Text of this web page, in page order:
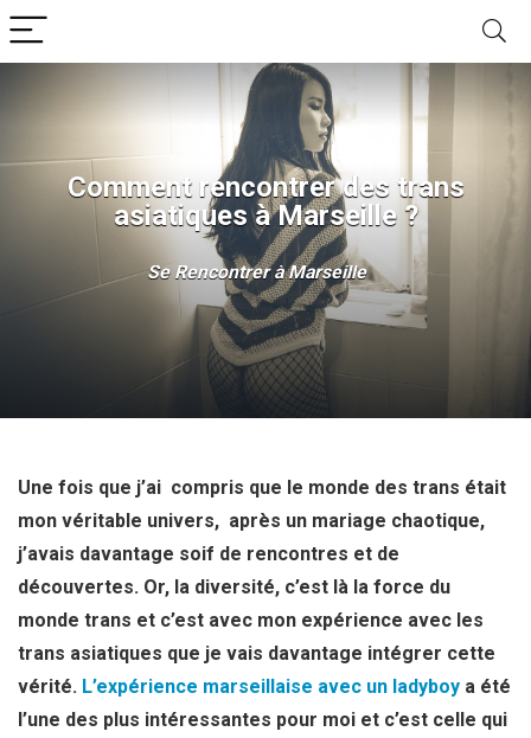
Comment rencontrer des trans
asiatiques à Marseille ?
Se Rencontrer à Marseille
Une fois que j’ai compris que le monde des trans était
mon véritable univers, après un mariage chaotique,
j’avais davantage soif de rencontres et de
découvertes. Or, la diversité, c’est là la force du
monde trans et c’est avec mon expérience avec les
trans asiatiques que je vais davantage intégrer cette
vérité. L’expérience marseillaise avec un ladyboy a été
l’une des plus intéressantes pour moi et c’est celle qui